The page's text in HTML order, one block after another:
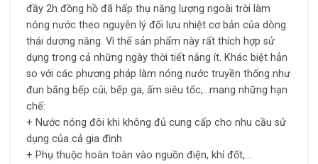
đầy 2h đồng hồ đã hấp thụ năng lượng ngoài trời làm
nóng nước theo nguyên lý đối lưu nhiệt cơ bản của dòng
thái dương năng. Vì thế sản phẩm này rất thích hợp sử
dụng trong cả những ngày thời tiết nắng ít. Khác biệt hẳn
so với các phương pháp làm nóng nước truyền thống như
đun bằng bếp củi, bếp ga, ấm siêu tốc,…mang những hạn
chế:
+ Nước nóng đôi khi không đủ cung cấp cho nhu cầu sử
dụng của cả gia đình
+ Phụ thuộc hoàn toàn vào nguồn điện, khí đốt,…